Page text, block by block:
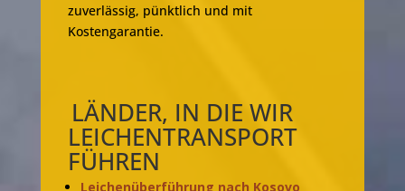
zuverlässig, pünktlich und mit
Kostengarantie.
LÄNDER, IN DIE WIR
LEICHENTRANSPORT
FÜHREN
Leichenüberführung nach Kosovo